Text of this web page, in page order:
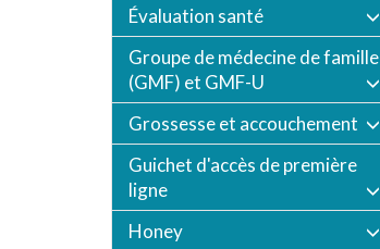
Évaluation santé
Groupe de médecine de famille
(GMF) et GMF-U
Grossesse et accouchement
Guichet d'accès de première
ligne
Honey